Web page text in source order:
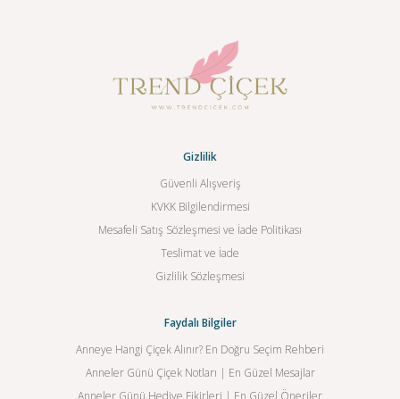
Gizlilik
Güvenli Alışveriş
KVKK Bilgilendirmesi
Mesafeli Satış Sözleşmesi ve İade Politikası
Teslimat ve İade
Gizlilik Sözleşmesi
Faydalı Bilgiler
Anneye Hangi Çiçek Alınır? En Doğru Seçim Rehberi
Anneler Günü Çiçek Notları | En Güzel Mesajlar
Anneler Günü Hediye Fikirleri | En Güzel Öneriler